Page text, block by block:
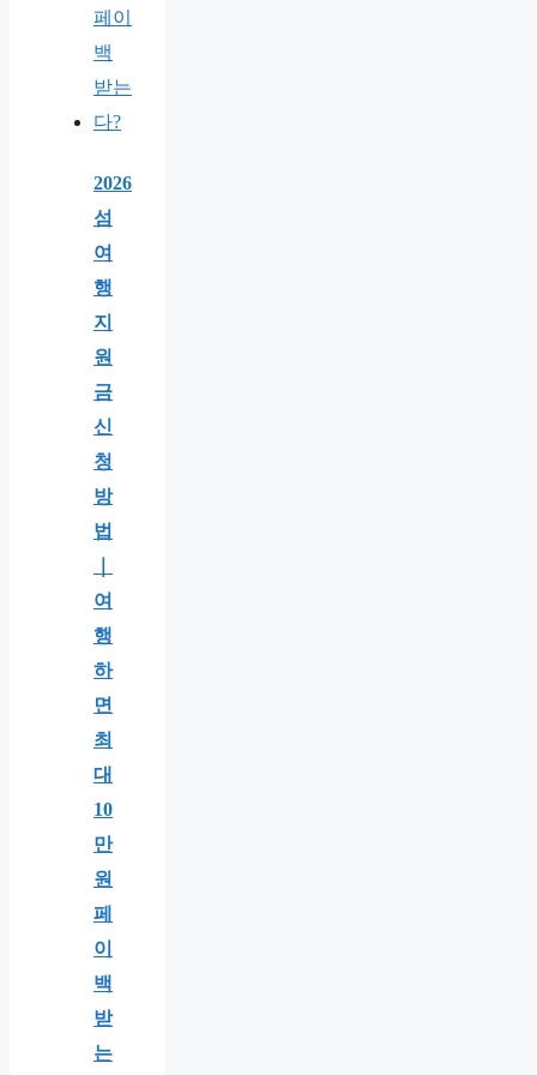
2026
섬
여
행
지
원
금
신
청
방
법
여
행
하
면
최
대
10
만
원
페
이
백
받
는